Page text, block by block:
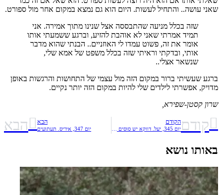
שאני עושה.. והתחיל לעשות. היום הוא גם נמצא במקום אחר מול ספורט.
שזה בכלל מניעה שהתבססה אצל שנינו מתוך אמירה. אני
תמיד אמרתי שאני לא אוהבת להזיע, וברגע ששמעתי אותו
אומר את זה, פשוט עמדו לי האוזניים.. הבנתי שהוא מדבר
אותי, ובדקתי וראיתי שזה בכלל משפט של אמא שלי,
שנשאר אצלי..
ברגע שעשיתי ברור במקום הזה מול עצמי של התחושות והרגשות באופן
מדויק, אפשרתי לילדים שלי להיות במקום הזה יותר נקיים.
שרון קסטן-שפירא,
קודםהקודם הבא
יום 347, איריס. תעתועים הבא
באותו נושא